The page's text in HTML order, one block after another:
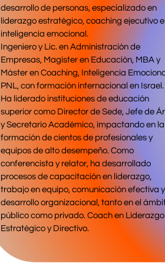
desarrollo de personas, especializado en
liderazgo estratégico, coaching ejecutivo e
inteligencia emocional.
Ingeniero y Lic. en Administración de
Empresas, Magíster en Educación, MBA y
Máster en Coaching, Inteligencia
PNL, con formación internacional en Israel.
Ha liderado instituciones de educación
superior como Director de Sede, Jefe de
y Secretario Académico, impactando en la
formación de cientos de profesionales y
equipos de alto desempeño. Como
conferencista y relator, ha desarrollado
procesos de capacitación en liderazgo,
trabajo en equipo, comunicación efectiva y
desarrollo organizacional, tanto en el
público como privado. Coach en Liderazgo
Estratégico y Directivo.